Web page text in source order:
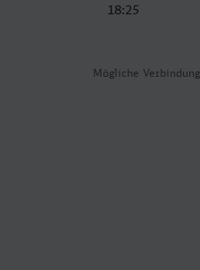
Mögliche
18:25